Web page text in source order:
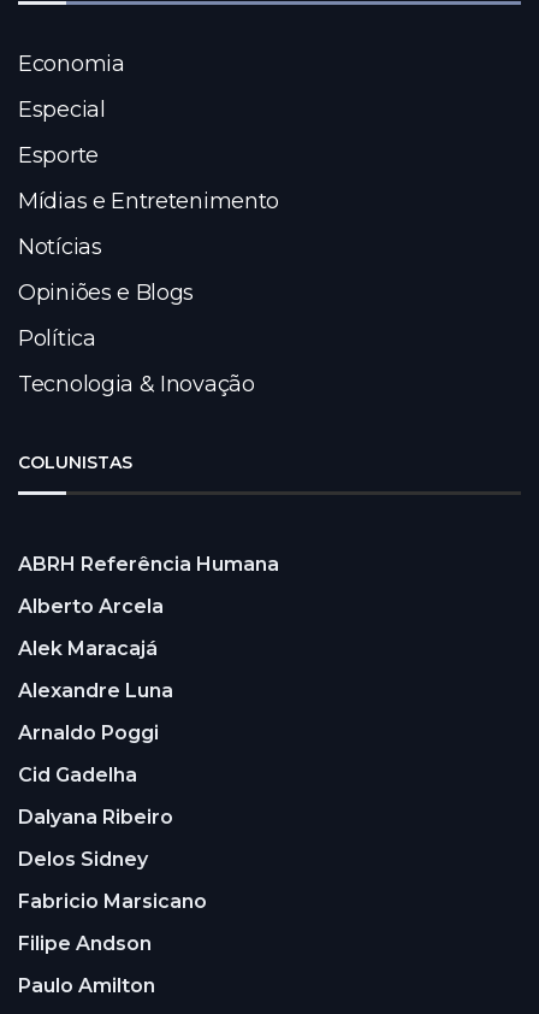
Economia
Especial
Esporte
Mídias e Entretenimento
Notícias
Opiniões e Blogs
Política
Tecnologia & Inovação
COLUNISTAS
ABRH Referência Humana
Alberto Arcela
Alek Maracajá
Alexandre Luna
Arnaldo Poggi
Cid Gadelha
Dalyana Ribeiro
Delos Sidney
Fabricio Marsicano
Filipe Andson
Paulo Amilton